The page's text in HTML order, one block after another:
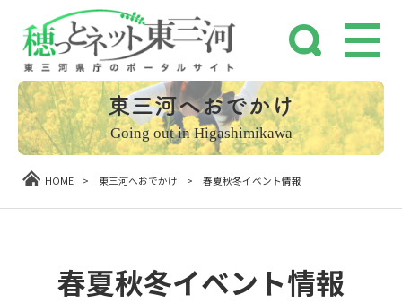
東三河へおでかけ
Going out in Higashimikawa
HOME > 東三河へおでかけ > 春夏秋冬イベント情報
春夏秋冬イベント情報